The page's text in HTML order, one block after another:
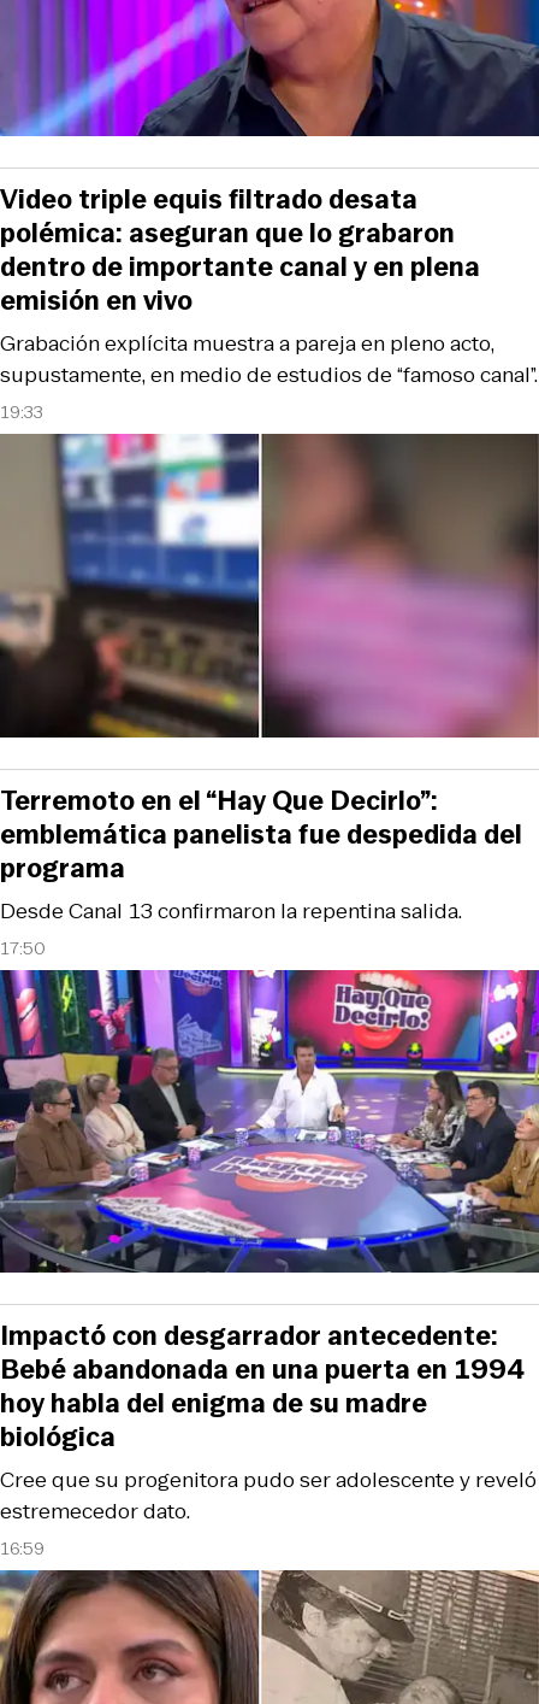
19:33
Grabación explícita muestra a pareja en pleno acto,
supustamente, en medio de estudios de “famoso canal”.
Video triple equis filtrado desata
polémica: aseguran que lo grabaron
dentro de importante canal y en plena
emisión en vivo
17:50
Desde Canal 13 confirmaron la repentina salida.
Terremoto en el “Hay Que Decirlo”:
emblemática panelista fue despedida del
programa
16:59
Cree que su progenitora pudo ser adolescente y reveló
estremecedor dato.
Impactó con desgarrador antecedente:
Bebé abandonada en una puerta en 1994
hoy habla del enigma de su madre
biológica